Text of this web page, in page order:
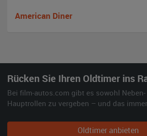
American Diner
Rücken Sie Ihren Oldtimer ins
Bei film-autos.com gibt es sowohl
Hauptrollen zu vergeben – und das
Oldtimer anbieten